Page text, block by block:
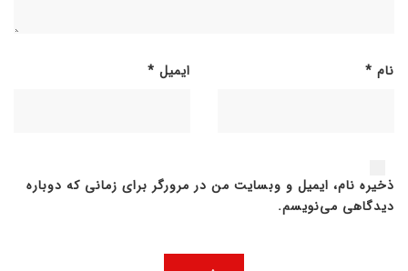
نام * ایمیل *
ذخیره نام، ایمیل و وبسایت من در مرورگر برای زمانی که دوباره
دیدگاهی می‌نویسم.